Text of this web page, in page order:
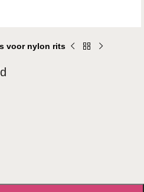
voor nylon rits